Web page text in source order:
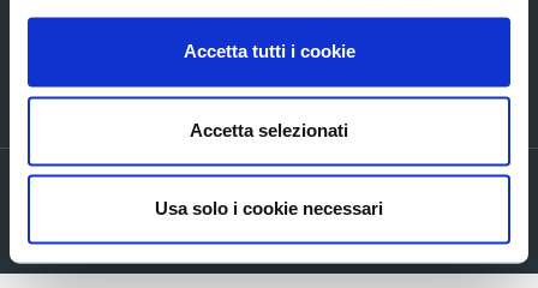
Accetta tutti i cookie
Accetta selezionati
Usa solo i cookie necessari
Via Verizzo, 1030 - 31053 Pieve di Soligo (TV) tel +39 0438 980098 fax +39
0438 82096 C.F. - P.I. - R.I. 03916270261
Company info